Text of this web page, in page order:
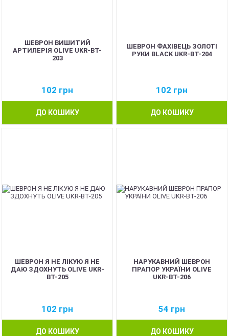
ШЕВРОН ВИШИТИЙ
АРТИЛЕРІЯ OLIVE UKR-BT-
203
102 грн
ДО КОШИКУ
ШЕВРОН ФАХІВЕЦЬ ЗОЛОТІ
РУКИ BLACK UKR-BT-204
102 грн
ДО КОШИКУ
ШЕВРОН Я НЕ ЛІКУЮ Я НЕ
ДАЮ ЗДОХНУТЬ OLIVE UKR-
BT-205
102 грн
ДО КОШИКУ
НАРУКАВНИЙ ШЕВРОН
ПРАПОР УКРАЇНИ OLIVE
UKR-BT-206
54 грн
ДО КОШИКУ